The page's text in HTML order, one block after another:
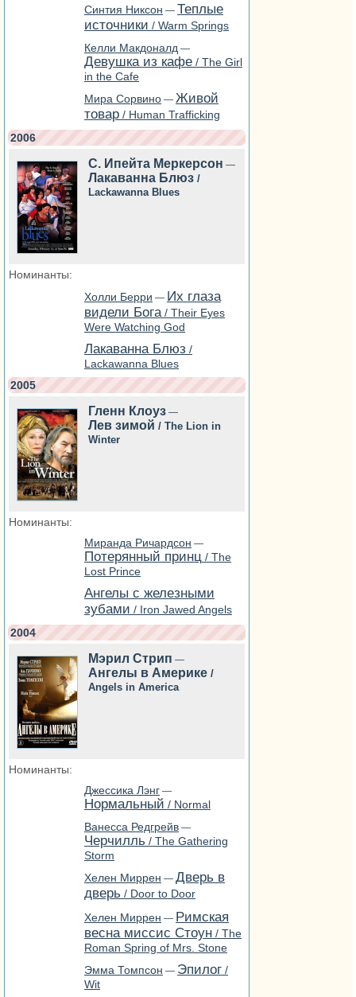
Синтия Никсон — Теплые
источники / Warm Springs
Келли Макдоналд —
Девушка из кафе / The Girl
in the Cafe
Мира Сорвино — Живой
товар / Human Trafficking
2006
С. Ипейта Меркерсон —
Лакаванна Блюз /
Lackawanna Blues
Номинанты:
Холли Берри — Их глаза
видели Бога / Their Eyes
Were Watching God
Лакаванна Блюз /
Lackawanna Blues
2005
Гленн Клоуз —
Лев зимой / The Lion in
Winter
Номинанты:
Миранда Ричардсон —
Потерянный принц / The
Lost Prince
Ангелы с железными
зубами / Iron Jawed Angels
2004
Мэрил Стрип —
Ангелы в Америке /
Angels in America
Номинанты:
Джессика Лэнг —
Нормальный / Normal
Ванесса Редгрейв —
Черчилль / The Gathering
Storm
Хелен Миррен — Дверь в
дверь / Door to Door
Хелен Миррен — Римская
весна миссис Стоун / The
Roman Spring of Mrs. Stone
Эмма Томпсон — Эпилог /
Wit